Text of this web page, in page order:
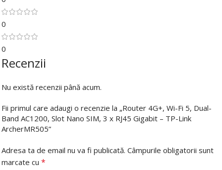
0
0
Recenzii
Nu există recenzii până acum.
Fii primul care adaugi o recenzie la „Router 4G+, Wi-Fi 5, Dual-
Band AC1200, Slot Nano SIM, 3 x RJ45 Gigabit – TP-Link
ArcherMR505”
Adresa ta de email nu va fi publicată. Câmpurile obligatorii sunt
marcate cu *